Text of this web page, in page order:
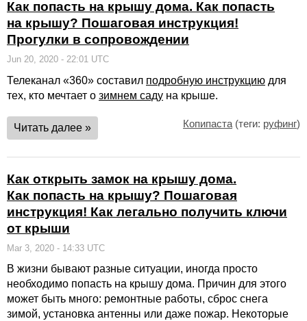
Как попасть на крышу дома. Как попасть
на крышу? Пошаговая инструкция!
Прогулки в сопровождении
Jun 20, 2020 - 22:01 UTC
Телеканал «360» составил подробную инструкцию для
тех, кто мечтает о зимнем саду на крыше.
Читать далее » Копипаста (теги: руфинг)
Как открыть замок на крышу дома.
Как попасть на крышу? Пошаговая
инструкция! Как легально получить ключи
от крыши
Mar 3, 2020 - 14:33 UTC
В жизни бывают разные ситуации, иногда просто
необходимо попасть на крышу дома. Причин для этого
может быть много: ремонтные работы, сброс снега
зимой, установка антенны или даже пожар. Некоторые